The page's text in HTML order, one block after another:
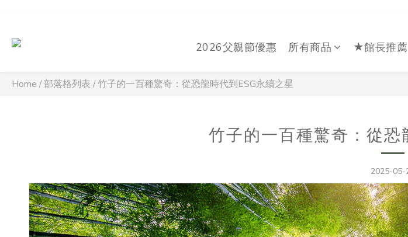
2026父親節優惠 所有商品 ★館長推薦
Home /部落格列表 /竹子的一百種驚奇：從恐龍時代到ESG永續之星
竹子的一百種驚奇：從恐
2025-05-